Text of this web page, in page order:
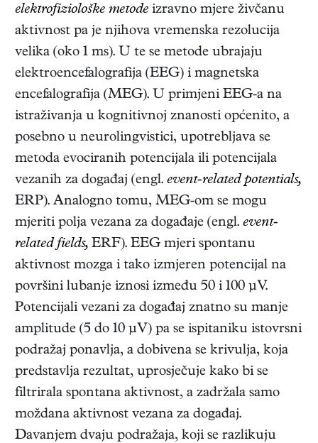
elektrofiziološke metode izravno mjere živčanu
aktivnost pa je njihova vremenska rezolucija
velika (oko 1 ms). U te se metode ubrajaju
elektroencefalografija (EEG) i magnetska
encefalografija (MEG). U primjeni EEG-a na
istraživanja u kognitivnoj znanosti općenito, a
posebno u neurolingvistici, upotrebljava se
metoda evociranih potencijala ili potencijala
vezanih za događaj (engl. event-related potentials,
ERP). Analogno tomu, MEG-om se mogu
mjeriti polja vezana za događaje (engl. event-
related fields, ERF). EEG mjeri spontanu
aktivnost mozga i tako izmjeren potencijal na
površini lubanje iznosi između 50 i 100 μV.
Potencijali vezani za događaj znatno su manje
amplitude (5 do 10 μV) pa se ispitaniku istovrsni
podražaj ponavlja, a dobivena se krivulja, koja
predstavlja rezultat, uprosječuje kako bi se
filtrirala spontana aktivnost, a zadržala samo
moždana aktivnost vezana za događaj.
Davanjem dvaju podražaja, koji se razlikuju